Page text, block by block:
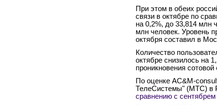
При этом в обеих
связи в октябре по
на 0,2%, до 33,814 млн
млн человек. Уровень
октября составил в
Количество
октябре снизилось на
проникновения
По оценке AC&M-
ТелеСистемы" (МТС) в
сравнению с сентябрем